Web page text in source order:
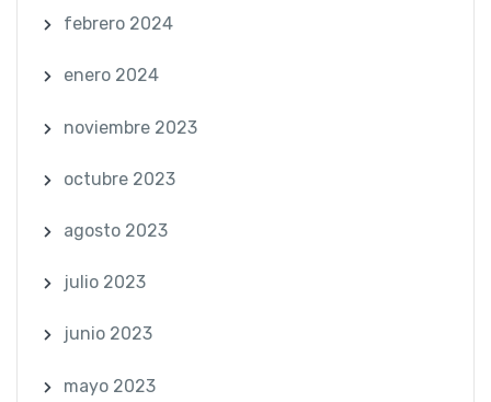
febrero 2024
enero 2024
noviembre 2023
octubre 2023
agosto 2023
julio 2023
junio 2023
mayo 2023